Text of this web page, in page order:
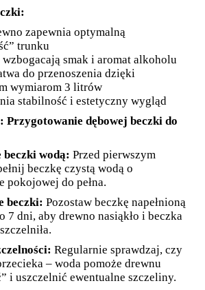
zapewnia optymalną
trunku
smak i aromat alkoholu
do przenoszenia dzięki
wymiarom 3 litrów
stabilność i estetyczny wygląd
dębowej beczki do
beczki wodą: Przed pierwszym
beczkę czystą wodą o
pokojowej do pełna.
beczki: Pozostaw beczkę napełnioną
7 dni, aby drewno nasiąkło i beczka
Regularnie sprawdzaj, czy
– woda pomoże drewnu
i uszczelnić ewentualne szczeliny.